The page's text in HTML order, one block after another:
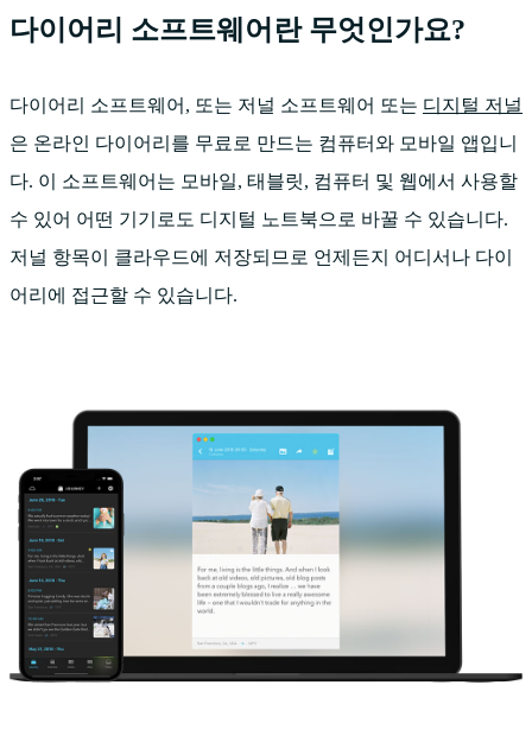
다이어리 소프트웨어란 무엇인가요?
다이어리 소프트웨어, 또는 저널 소프트웨어 또는 디지털 저널
은 온라인 다이어리를 무료로 만드는 컴퓨터와 모바일 앱입니
다. 이 소프트웨어는 모바일, 태블릿, 컴퓨터 및 웹에서 사용할
수 있어 어떤 기기로도 디지털 노트북으로 바꿀 수 있습니다.
저널 항목이 클라우드에 저장되므로 언제든지 어디서나 다이
어리에 접근할 수 있습니다.